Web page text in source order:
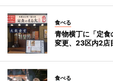
食べる
青物横丁に「定
変更、23区内2店
食べる